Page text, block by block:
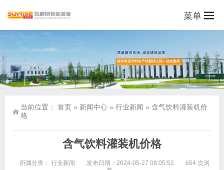
菜单
当前位置： 首页 » 新闻中心 » 行业新闻 » 含气饮料灌装机价
格
含气饮料灌装机价格
所属分类： 行业新闻 发布日期：2024-05-27 08:05:52
654 次浏